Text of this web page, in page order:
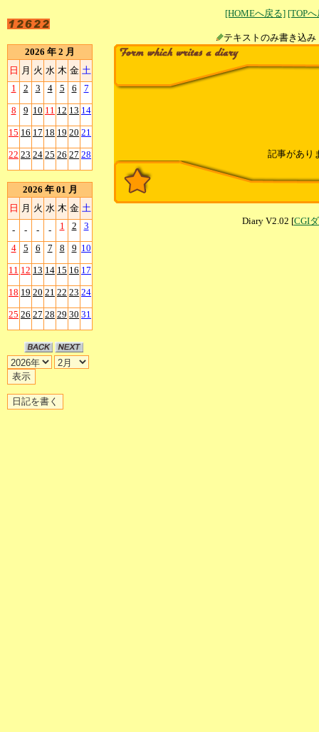
[HOMEへ戻る] [TOP
テキストのみ書
2026 年 2 月
日 月 火 水 木 金 土
1
2 3 4 5 6 7
8 9 10 11 12 13 14
15 16 17 18 19 20 21
22 23 24 25 26 27 28
2026 年 01 月
日 月 火 水 木 金 土
- - - - 1 2 3
4 5 6 7 8 9 10
11 12 13 14 15 16 17
18 19 20 21 22 23 24
25 26 27 28 29 30 31
記事があり
Diary V2.02 [CGI